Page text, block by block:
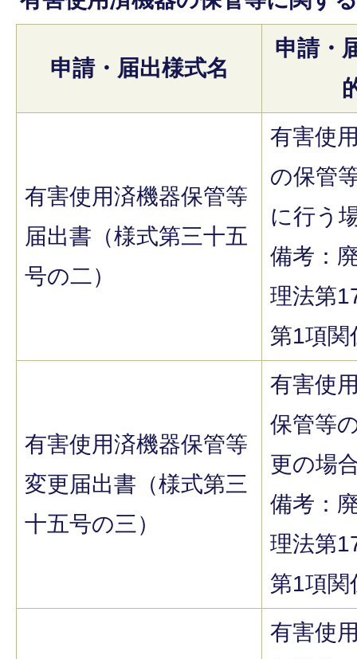
申請・届出様式名
申請・
有害使用済機器保管等
届出書（様式第三十五
号の二）
有害使
の保管
に行う
備考：
理法第
第1項関
有害使用済機器保管等
変更届出書（様式第三
十五号の三）
有害使
保管等
更の場
備考：
理法第
第1項関
有害使